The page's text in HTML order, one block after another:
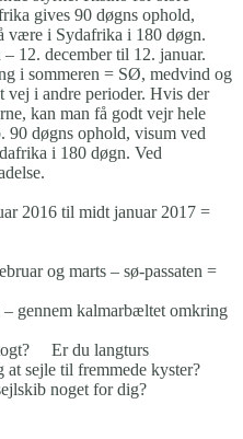
gives 90 døgns ophold,
være i Sydafrika i 180 døgn.
12. december til 12. januar.
i sommeren = SØ, medvind og
vej i andre perioder. Hvis der
kan man få godt vejr hele
90 døgns ophold, visum ved
i 180 døgn. Ved
2016 til midt januar 2017 =
og marts – sø-passaten =
gennem kalmarbæltet omkring
togt? Er du langturs
sejle til fremmede kyster?
noget for dig?